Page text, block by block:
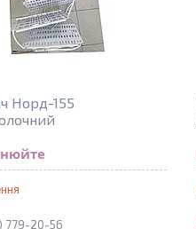
Норд-155
779-20-56